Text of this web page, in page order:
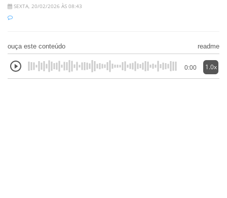
SEXTA, 20/02/2026 ÀS 08:43
ouça este conteúdo readme
0:00 1.0x